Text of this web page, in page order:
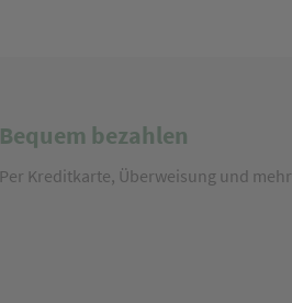
Bequem bezahlen
Per Kreditkarte, Überweisung und mehr